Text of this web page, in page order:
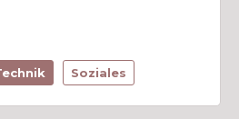
Soziales